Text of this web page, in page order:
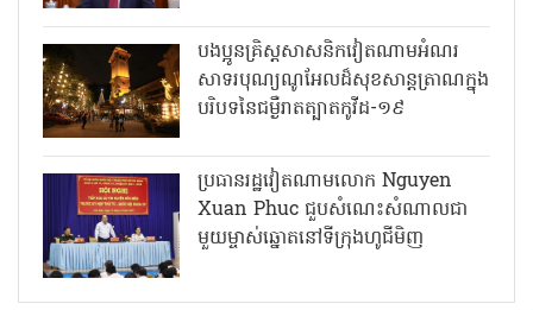
បងប្អូនគ្រិស្តសាសនិកវៀតណាមអំណរ
សាទរបុណ្យណូអែលដ៏សុខសាន្តត្រាណក្នុង
បរិបទនៃជម្ងឺរាតត្បាតកូវីដ-១៩
ប្រធានរដ្ឋវៀតណាមលោក Nguyen
Xuan Phuc ជួបសំណេះសំណាលជា
មួយម្ចាស់ឆ្នោតនៅទីក្រុងហូជីមិញ